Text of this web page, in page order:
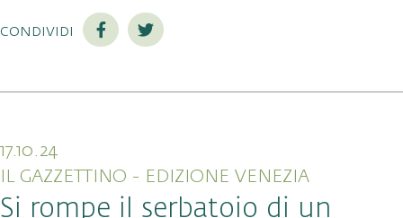
condividi
17.10.24
IL GAZZETTINO - EDIZIONE VENEZIA
Si rompe il serbatoio di un